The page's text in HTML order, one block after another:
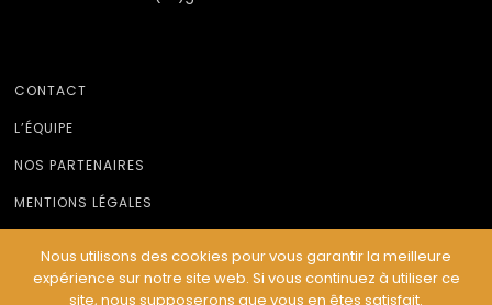
CONTACT
L’ÉQUIPE
NOS PARTENAIRES
MENTIONS LÉGALES
© Le Musicodrome 2022 - Webdesign :Cereal Concept
Nous utilisons des cookies pour vous garantir la meilleure
expérience sur notre site web. Si vous continuez à utiliser ce
site, nous supposerons que vous en êtes satisfait.